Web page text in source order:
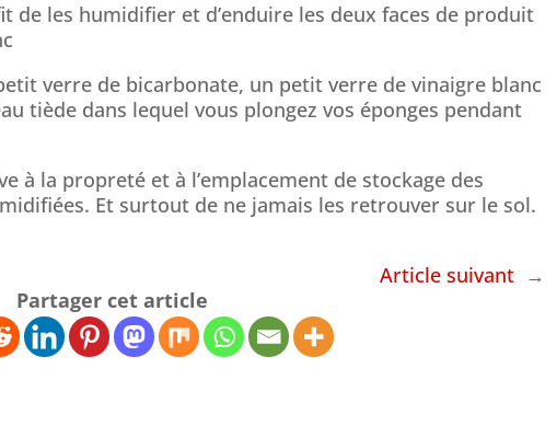
de les humidifier et d’enduire les deux faces de produit
verre de bicarbonate, un petit verre de vinaigre blanc
tiède dans lequel vous plongez vos éponges pendant
à la propreté et à l’emplacement de stockage des
Et surtout de ne jamais les retrouver sur le sol.
Article suivant →
Partager cet article